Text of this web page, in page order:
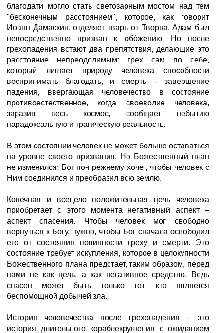
благодати могло стать светозарным мостом над тем
"бесконечным расстоянием", которое, как говорит
Иоанн Дамаскин, отделяет тварь от Творца. Адам был
непосредственно призван к обóжению. Но после
грехопадения встают два препятствия, делающие это
расстояние непреодолимым: грех сам по себе,
который лишает природу человека способности
воспринимать благодать, и смерть – завершение
падения, ввергающая человечество в состояние
противоестественное, когда своеволие человека,
заразив весь космос, сообщает небытию
парадоксальную и трагическую реальность.
В этом состоянии человек не может больше оставаться
на уровне своего призвания. Но Божественный план
не изменился: Бог по-прежнему хочет, чтобы человек с
Ним соединился и преобразил всю землю.
Конечная и всецело положительная цель человека
приобретает с этого момента негативный аспект –
аспект спасения. Чтобы человек мог свободно
вернуться к Богу, нужно, чтобы Бог сначала освободил
его от состояния повинности греху и смерти. Это
состояние требует искупления, которое в целокупности
Божественного плана предстает, таким образом, перед
нами не как цель, а как негативное средство. Ведь
спасен может быть только тот, кто является
беспомощной добычей зла.
История человечества после грехопадения – это
история длительного кораблекрушения с ожиданием